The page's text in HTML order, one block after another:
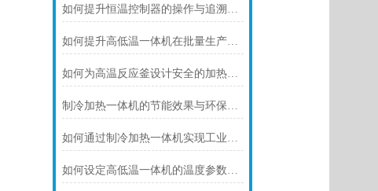
如何提升恒温控制器的操作与追溯效率
如何提升高低温一体机在批量生产中的适配性
如何为高温反应釜设计安全的加热系统
制冷加热一体机的节能效果与环保优势概述
如何通过制冷加热一体机实现工业反应的准确温度控制
如何设定高低温一体机的温度参数以提升准确性